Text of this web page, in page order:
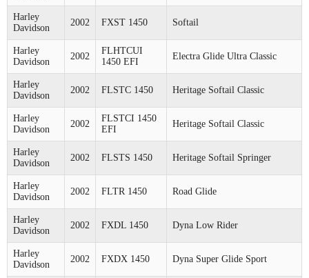
Harley
Davidson
2002 FXST 1450 Softail
Harley
Davidson
2002
FLHTCUI
1450 EFI
Electra Glide Ultra Classic
Harley
Davidson
2002 FLSTC 1450 Heritage Softail Classic
Harley
Davidson
2002
FLSTCI 1450
EFI
Heritage Softail Classic
Harley
Davidson
2002 FLSTS 1450 Heritage Softail Springer
Harley
Davidson
2002 FLTR 1450 Road Glide
Harley
Davidson
2002 FXDL 1450 Dyna Low Rider
Harley
Davidson
2002 FXDX 1450 Dyna Super Glide Sport